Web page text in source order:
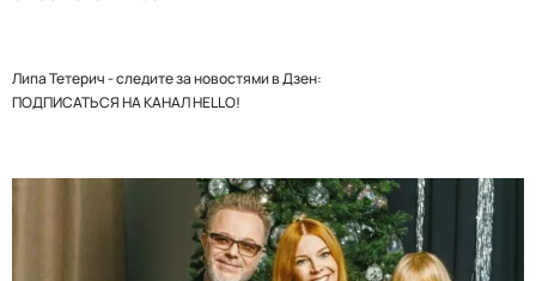
Липа Тетерич - следите за новостями в Дзен:
ПОДПИСАТЬСЯ НА КАНАЛ HELLO!